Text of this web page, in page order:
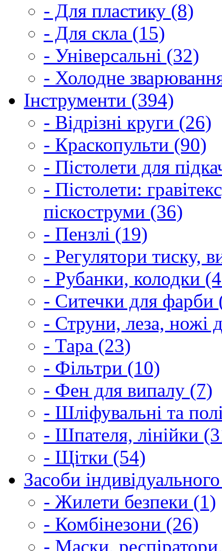
- Для пластику (8)
- Для скла (15)
- Універсальні (32)
- Холодне
Інструменти (394)
- Відрізні круги (26)
- Краскопульти (90)
- Пістолети для
- Пістолети:
піскоструми (36)
- Пензлі (19)
- Регулятори тиску,
- Рубанки, колодки
- Ситечки для фарби
- Струни, леза, ножі
- Тара (23)
- Фільтри (10)
- Фен для випалу (7)
- Шліфувальні та
- Шпателя, лінійки
- Щітки (54)
Засоби
- Жилети безпеки (1)
- Комбінезони (26)
- Маски,